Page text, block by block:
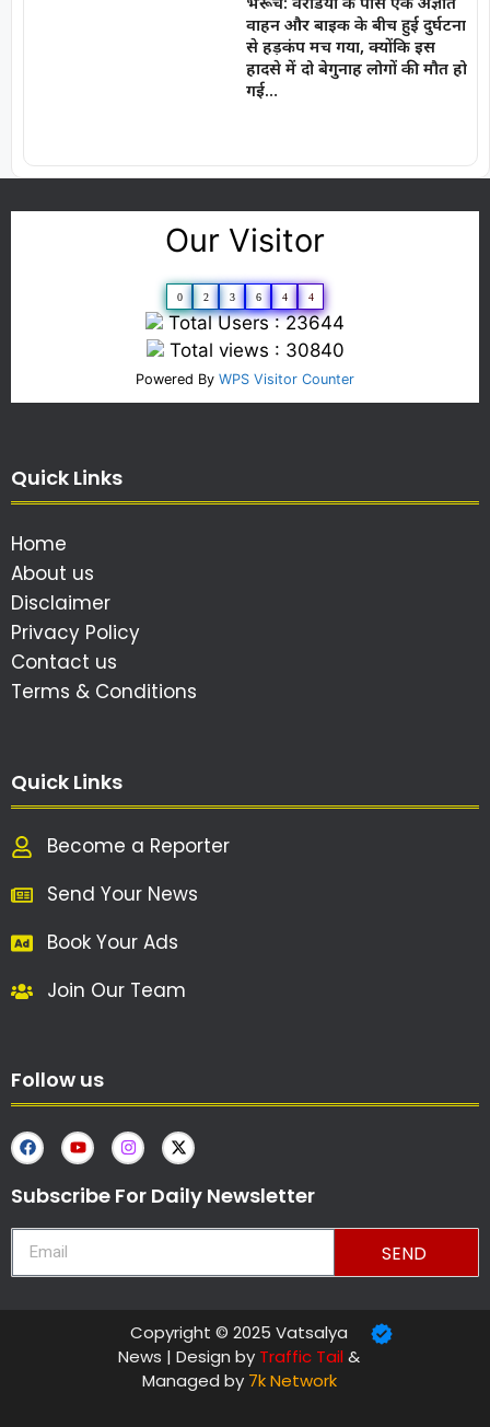
वाहन और बाइक के बीच हुई दुर्घटना
से हड़कंप मच गया, क्योंकि इस
हादसे में दो बेगुनाह लोगों की मौत हो
गई…
Our Visitor
0 2 3 6 4 4
Total Users : 23644
Total views : 30840
Powered By WPS Visitor Counter
Quick Links
Home
About us
Disclaimer
Privacy Policy
Contact us
Terms & Conditions
Quick Links
Become a Reporter
Send Your News
Book Your Ads
Join Our Team
Follow us
Subscribe For Daily Newsletter
SEND
Copyright © 2025 Vatsalya
News | Design by Traffic Tail&
Managed by 7k Network